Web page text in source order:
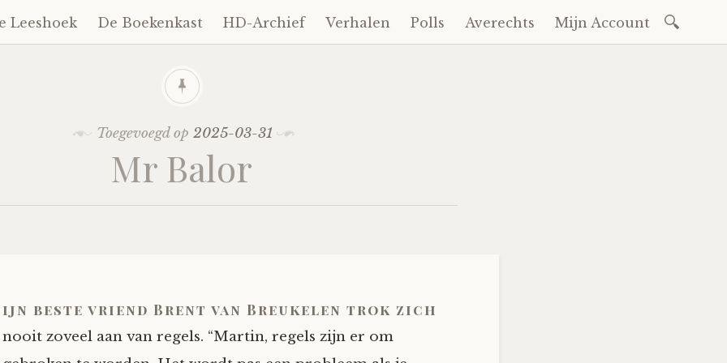
Leeshoek De Boekenkast HD-Archief Verhalen Polls Averechts Mijn Account
Toegevoegd op 2025-03-31
Mr Balor
ijn beste vriend Brent van Breukelen trok zich
nooit zoveel aan van regels. “Martin, regels zijn er om